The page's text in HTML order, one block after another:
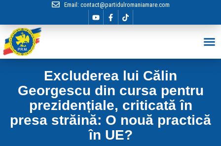
Email: contact@partidulromaniamare.com
Excluderea lui Călin
Georgescu din cursa pentru
prezidențiale, criticată în
presa străină: O nouă practică
în UE?